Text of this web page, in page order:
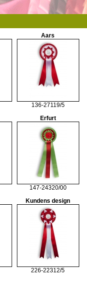
Aars
136-27119/5
Erfurt
147-24320/00
Kundens design
226-22312/5